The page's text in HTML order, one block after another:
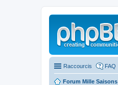
Raccourcis FAQ
Forum Mille Saisons